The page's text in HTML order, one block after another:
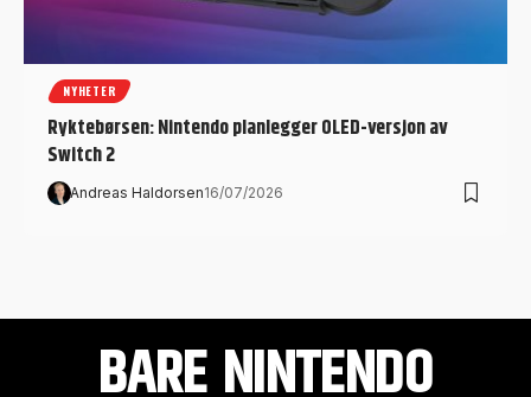
NYHETER
Ryktebørsen: Nintendo planlegger OLED-versjon av
Switch 2
Andreas Haldorsen16/07/2026
BARE NINTENDO